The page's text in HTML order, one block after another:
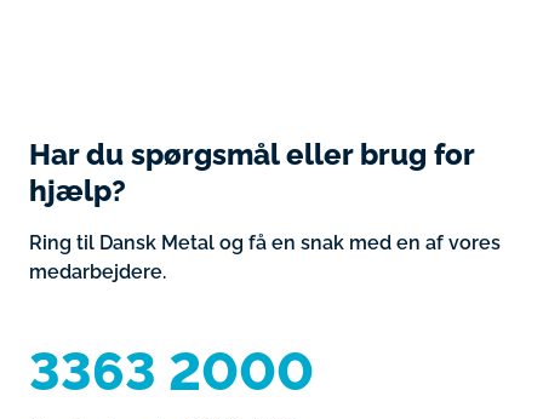
Har du spørgsmål eller brug for
hjælp?
Ring til Dansk Metal og få en snak med en af vores
medarbejdere.
3363 2000